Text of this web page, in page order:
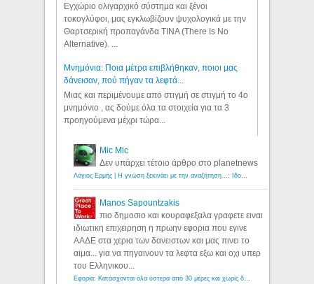
Εγχώριο ολιγαρχικό σύστημα και ξένοι
τοκογλύφοι, μας εγκλωβίζουν ψυχολογικά με την
Θαρτσερική προπαγάνδα TINA (There Is No
Alternative). ...
Μνημόνια: Ποια μέτρα επιβλήθηκαν, ποιοι μας
δάνεισαν, πού πήγαν τα λεφτά...
Μιας και περιμένουμε απο στιγμή σε στιγμή το 4ο
μνημόνιο , ας δούμε όλα τα στοιχεία για τα 3
προηγούμενα μέχρι τώρα...
Mic Mic
Δεν υπάρχει τέτοιο άρθρο στο planetnews
Λόγιος Ερμής | Η γνώση ξεκινάει με την αναζήτηση...: Ιδού οι 18 που χρωστούν 11 δις ευρώ!
Manos Sapountzakis
πιο δημοσιο και κουραφεξαλα γραφετε ειναι
ιδιωτικη επιχειρηση η πρωην εφορια που εγινε
ΑΑΔΕ στα χερια των δανειστων και μας πινει το
αιμα... για να πηγαινουν τα λεφτα εξω και οχι υπερ
του Ελληνικου...
Εφορία: Κατάσχονται όλα ύστερα από 30 μέρες και χωρίς δικαστικές αποφάσεις - Λόγιος Ερμής